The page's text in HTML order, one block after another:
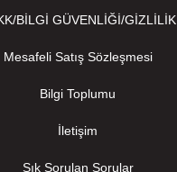
BİLGİ GÜVENLİĞİ/GİZLİLİK
Mesafeli Satış Sözleşmesi
Bilgi Toplumu
İletişim
Sık Sorulan Sorular